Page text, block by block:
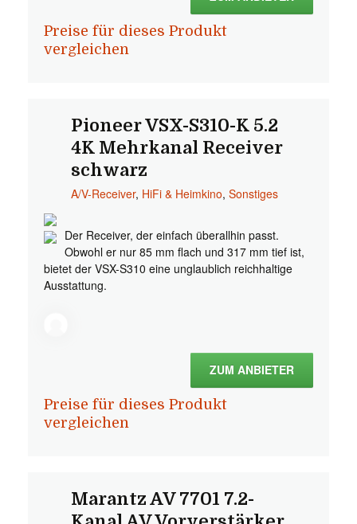
Preise für dieses Produkt
vergleichen
Pioneer VSX-S310-K 5.2
4K Mehrkanal Receiver
schwarz
A/V-Receiver, HiFi & Heimkino, Sonstiges
Der Receiver, der einfach überallhin passt.
Obwohl er nur 85 mm flach und 317 mm tief ist,
bietet der VSX-S310 eine unglaublich reichhaltige
Ausstattung.
ZUM ANBIETER
Preise für dieses Produkt
vergleichen
Marantz AV 7701 7.2-